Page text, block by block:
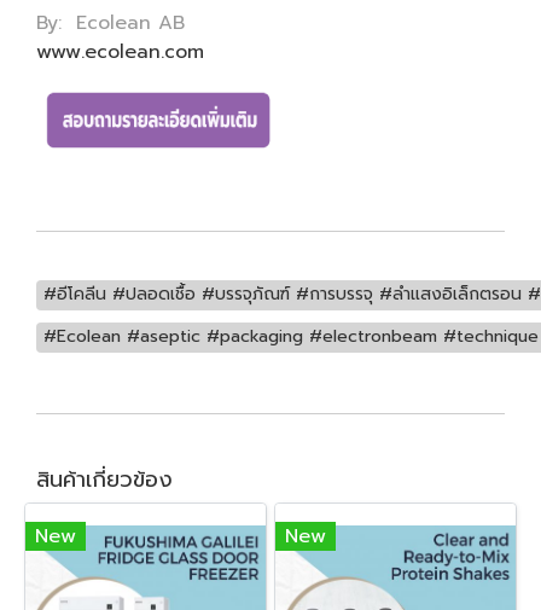
By: Ecolean AB
www.ecolean.com
#อีโคลีน #ปลอดเชื้อ #บรรจุภัณฑ์ #การบรรจุ #ลำแสงอิเล็กตรอน
#Ecolean #aseptic #packaging #electronbeam
สินค้าเกี่ยวข้อง
New New